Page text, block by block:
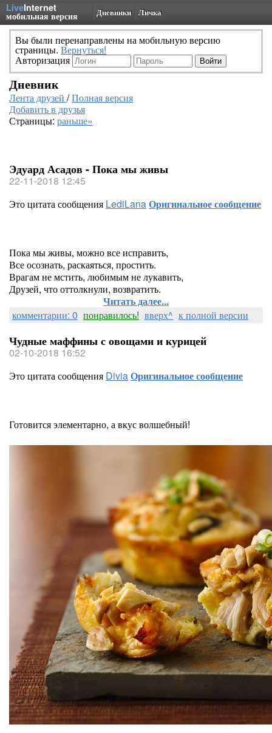
LiveInternet
мобильная версия Дневники Личка
Вы были перенаправлены на мобильную версию
страницы. Вернуться!
Авторизация
Дневник
Лента друзей /Полная версия
Добавить в друзья
Страницы: раньше»
Эдуард Асадов - Пока мы живы
22-11-2018 12:45
Это цитата сообщения LediLanaОригинальное сообщение
Пока мы живы, можно все исправить,
Все осознать, раскаяться, простить.
Врагам не мстить, любимым не лукавить,
Друзей, что оттолкнули, возвратить.
Читать далее...
комментарии: 0 понравилось! вверх^ к полной версии
Чудные маффины с овощами и курицей
02-10-2018 16:52
Это цитата сообщения DiviaОригинальное сообщение
Готовится элементарно, а вкус волшебный!